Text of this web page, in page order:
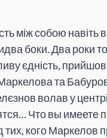
між собою навіть в
боки. Два роки
єдність,
та
волав у
Что вы имеете
кого Маркелов